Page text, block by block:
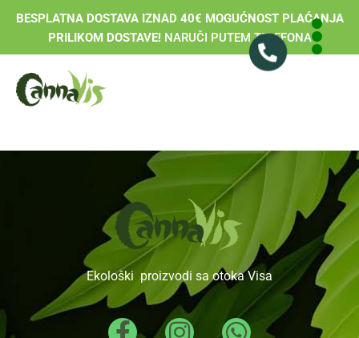
BESPLATNA DOSTAVA IZNAD 40€ MOGUĆNOST PLAĆANJA
PRILIKOM DOSTAVE!NARUČI PUTEM TELEFONA
Ekološki proizvodi sa otoka Visa